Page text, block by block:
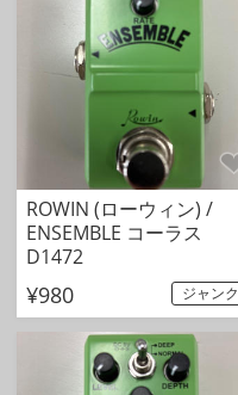
ROWIN (ローウィン) /
ENSEMBLE コーラス
D1472
¥980 ジャンク